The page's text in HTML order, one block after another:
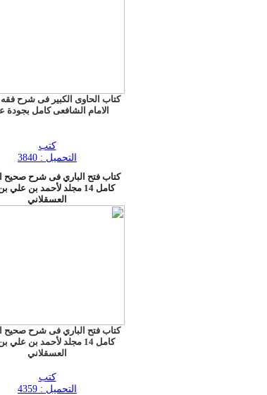
كتاب الحاوى الكبير فى شرح
الامام الشافعى كامل بجودة
كتب
التحميل : 3840
كتاب فتح الباري فى شرح صحيح
كامل 14 مجلد لأحمد بن علي
العسقلاني
كتاب فتح الباري فى شرح صحيح
كامل 14 مجلد لأحمد بن علي
العسقلاني
كتب
التحميل : 4359